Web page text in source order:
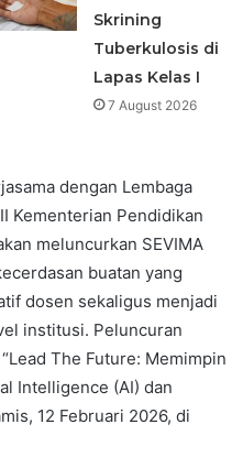
Skrining
Tuberkulosis di
Lapas Kelas I
7 August 2026
dengan Lembaga
Kementerian Pendidikan
meluncurkan SEVIMA
buatan yang
dosen sekaligus menjadi
institusi. Peluncuran
The Future: Memimpin
Intelligence (AI) dan
12 Februari 2026, di